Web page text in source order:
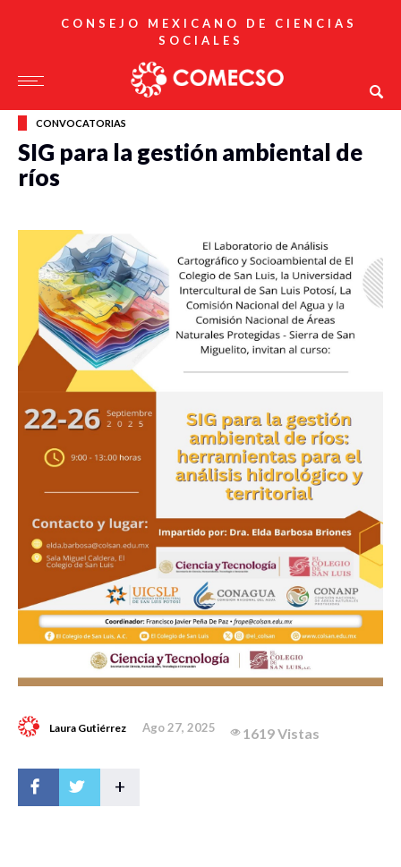
CONSEJO MEXICANO DE CIENCIAS
SOCIALES
CONVOCATORIAS
SIG para la gestión ambiental de
ríos
Laura Gutiérrez Ago 27, 2025 1619 Vistas
+